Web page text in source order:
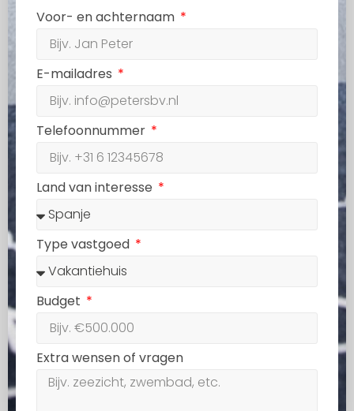
Voor- en achternaam
E-mailadres
Telefoonnummer
Land van interesse
Type vastgoed
Budget
Extra wensen of vragen